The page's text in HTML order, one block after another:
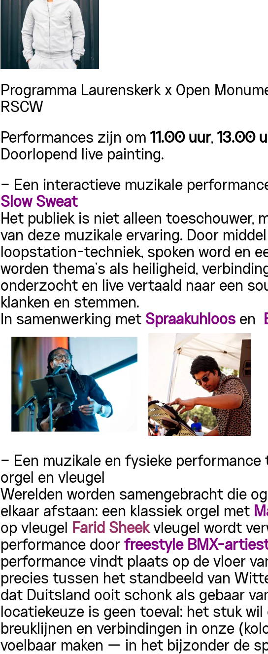
Programma Laurenskerk x Open
RSCW
Performances zijn om 11.00 uur, 13.00
Doorlopend live painting.
– Een interactieve muzikale
Slow Sweat
Het publiek is niet alleen toeschouwer,
van deze muzikale ervaring. Door
loopstation-techniek, spoken word en
worden thema’s als heiligheid,
onderzocht en live vertaald naar een
klanken en stemmen.
In samenwerking met Spraakuhloos en
– Een muzikale en fysieke performance
orgel en vleugel
Werelden worden samengebracht die
elkaar afstaan: een klassiek orgel met
op vleugel
Farid Sheekvleugel wordt
performance door freestyle BMX-
performance vindt plaats op de vloer
precies tussen het standbeeld van
dat Duitsland ooit schonk als gebaar
locatiekeuze is geen toeval: het stuk wil
breuklijnen en verbindingen in onze
voelbaar maken — in het bijzonder de